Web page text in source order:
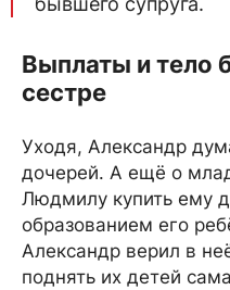
Выплаты и тело
сестре
Уходя, Александр
дочерей. А ещё о
Людмилу купить ему
образованием его
Александр верил в
поднять их детей